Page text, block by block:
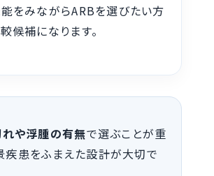
をみながらARBを選びたい方
候補になります。
れや浮腫の有無で選ぶことが重
疾患をふまえた設計が大切で